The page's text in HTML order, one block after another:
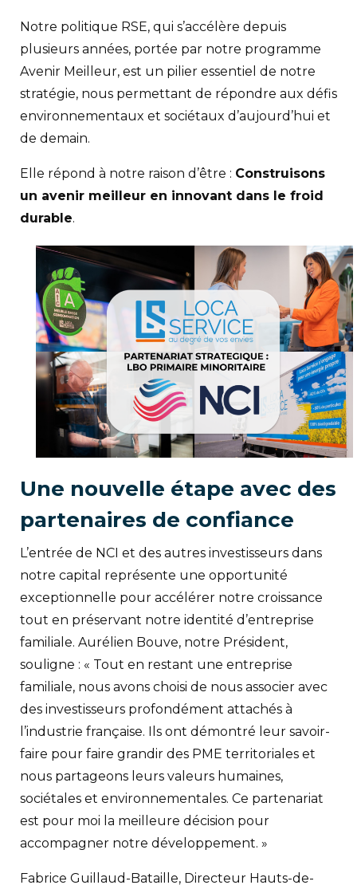
Notre politique RSE, qui s’accélère depuis
plusieurs années, portée par notre programme
Avenir Meilleur, est un pilier essentiel de notre
stratégie, nous permettant de répondre aux défis
environnementaux et sociétaux d’aujourd’hui et
de demain.
Elle répond à notre raison d’être : Construisons
un avenir meilleur en innovant dans le froid
durable.
Une nouvelle étape avec des
partenaires de confiance
L’entrée de NCI et des autres investisseurs dans
notre capital représente une opportunité
exceptionnelle pour accélérer notre croissance
tout en préservant notre identité d’entreprise
familiale. Aurélien Bouve, notre Président,
souligne : « Tout en restant une entreprise
familiale, nous avons choisi de nous associer avec
des investisseurs profondément attachés à
l’industrie française. Ils ont démontré leur savoir-
faire pour faire grandir des PME territoriales et
nous partageons leurs valeurs humaines,
sociétales et environnementales. Ce partenariat
est pour moi la meilleure décision pour
accompagner notre développement. »
Fabrice Guillaud-Bataille, Directeur Hauts-de-